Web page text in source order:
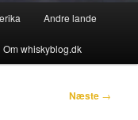
Andre lande
Om whiskyblog.dk
Næste →